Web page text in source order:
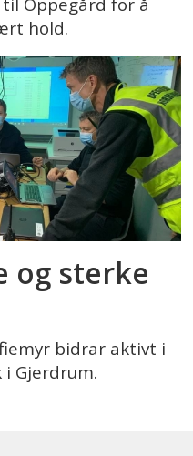
hold.
og sterke
bidrar aktivt i
i Gjerdrum.